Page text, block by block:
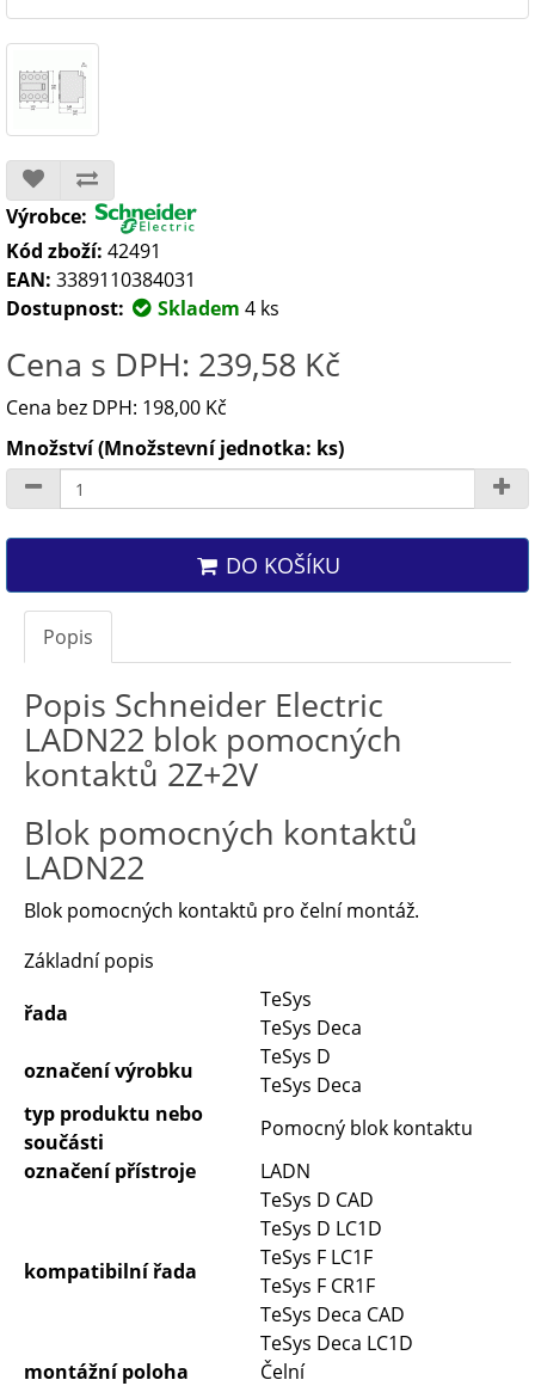
Výrobce:
Kód zboží: 42491
EAN: 3389110384031
Dostupnost:
Skladem 4 ks
Cena s DPH: 239,58 Kč
Cena bez DPH: 198,00 Kč
Množství (Množstevní jednotka: ks)
DO KOŠÍKU
Popis
Popis Schneider Electric
LADN22 blok pomocných
kontaktů 2Z+2V
Blok pomocných kontaktů
LADN22
Blok pomocných kontaktů pro čelní montáž.
Základní popis
řada
TeSys
TeSys Deca
označení výrobku
TeSys D
TeSys Deca
typ produktu nebo
součásti
Pomocný blok kontaktu
označení přístroje
LADN
kompatibilní řada
TeSys D CAD
TeSys D LC1D
TeSys F LC1F
TeSys F CR1F
TeSys Deca CAD
TeSys Deca LC1D
montážní poloha
Čelní